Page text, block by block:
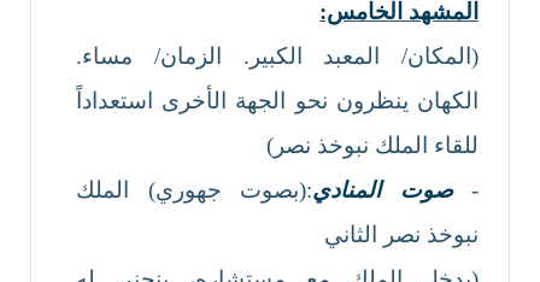
المشهد الخامس:
(المكان/ المعبد الكبير. الزمان/ مساء.
الكهان ينظرون نحو الجهة الأخرى استعداداً
للقاء الملك نبوخذ نصر)
-صوت المنادي:(بصوت جهوري) الملك
نبوخذ نصر الثاني